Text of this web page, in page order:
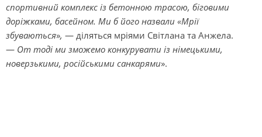
спортивний комплекс із бетонною трасою, біговими
доріжками, басейном. Ми б його назвали «Мрії
збуваються», — діляться мріями Світлана та Анжела.
— От тоді ми зможемо конкурувати із німецькими,
новерзькими, російськими санкарями».